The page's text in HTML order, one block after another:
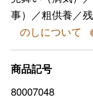
事）／粗供養／
のしについて
商品記号
80007048